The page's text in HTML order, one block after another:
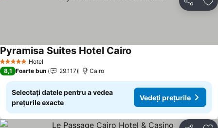
Distribuiți
5 Stele Hotel
Pyramisa Suites Hotel Cairo
8,1 Foarte bun 29.117 Cairo
Selectați datele pentru a vedea
prețurile exacte
Vedeți prețurile